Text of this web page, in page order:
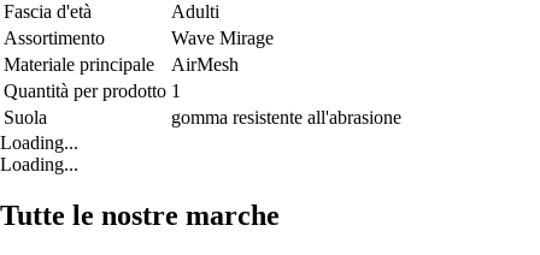
Fascia d'età
Adulti
Assortimento
Wave Mirage
Materiale principale
AirMesh
Quantità per prodotto 1
Suola
gomma resistente all'abrasione
Loading...
Loading...
Tutte le nostre marche